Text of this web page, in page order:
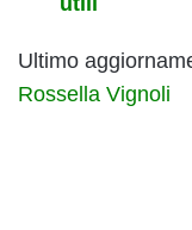
Ultimo
Rossella Vignoli